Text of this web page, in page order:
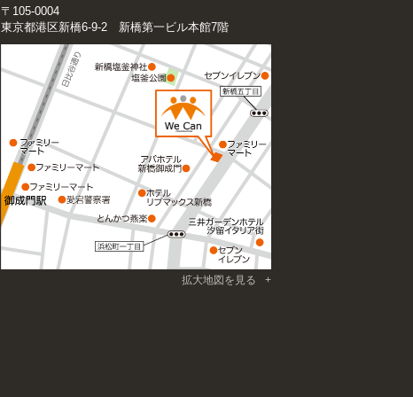
〒105-0004
東京都港区新橋6-9-2 新橋第一ビル本館7階
拡大地図を見る